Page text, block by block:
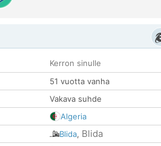
Kerron sinulle
51 vuotta vanha
Vakava suhde
Algeria
Blida, Blida